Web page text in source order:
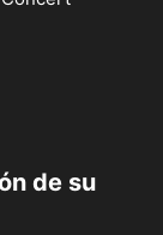
de su